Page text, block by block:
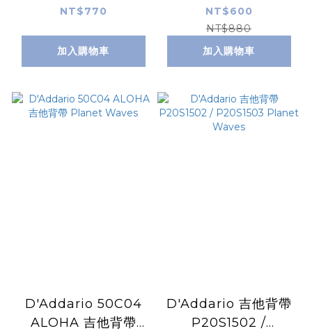
Waves
NT$770
加入購物車
Planet Waves
NT$600
NT$880
加入購物車
D'Addario 50C04
ALOHA 吉他背帶
D'Addario 吉他背帶
P20S1502 /